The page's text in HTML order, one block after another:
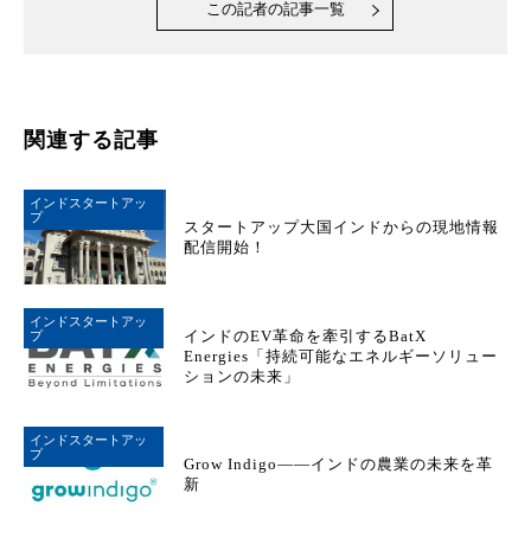
この記者の記事一覧
関連する記事
インドスタートアッ
プ
スタートアップ大国インドからの現地情報
配信開始！
インドスタートアッ
プ
インドのEV革命を牽引するBatX
Energies「持続可能なエネルギーソリュー
ションの未来」
インドスタートアッ
プ
Grow Indigo――インドの農業の未来を革
新